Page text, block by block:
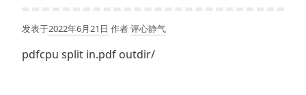
发表于2022年6月21日 作者评心静气
pdfcpu split in.pdf outdir/